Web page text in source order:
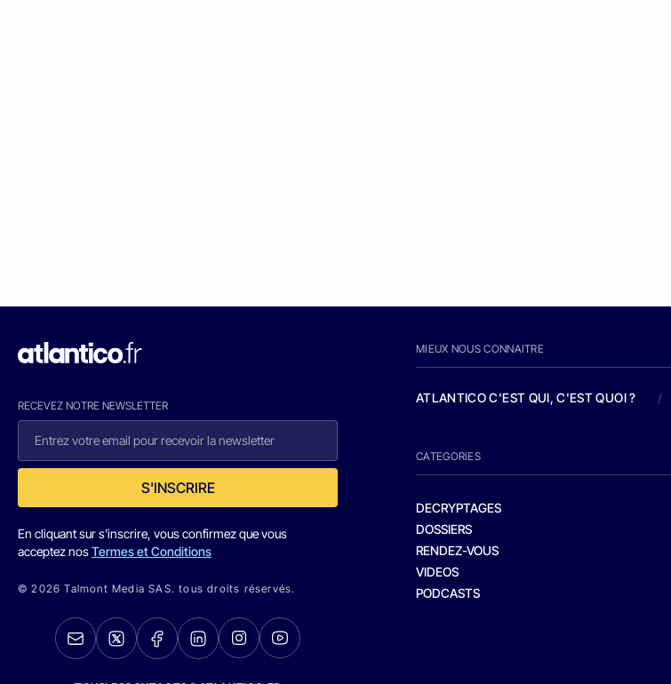
RECEVEZ NOTRE NEWSLETTER
S'INSCRIRE
En cliquant sur s'inscrire, vous confirmez que vous
acceptez nosTermes et Conditions
© 2026 Talmont Media SAS. tous droits réservés.
MIEUX NOUS CONNAITRE
ATLANTICO C'EST QUI, C'EST QUOI ? /
CATEGORIES
DECRYPTAGES
DOSSIERS
RENDEZ-VOUS
VIDEOS
PODCASTS